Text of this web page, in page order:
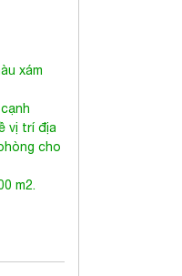
xám
vị trí địa
cho
m2.